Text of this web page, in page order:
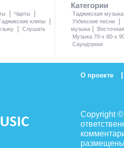
| Чарты |
клипы |
| Слушать
Категории
Таджикская музыка
Узбекские песни
|
музыка |
Музыка 70-х 80-х
Саундтреки
О проекте |
Copyright
размещены